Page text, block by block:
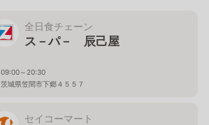
全日食チェーン
ス－パ－ 辰己屋
09:00～20:30
茨城県笠間市下郷４５５７
セイコーマート